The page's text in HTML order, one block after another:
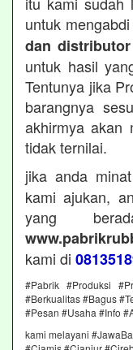
untuk
dan distributor
untuk hasil
Tentunya jika
barangnya
akhirmya akan
tidak ternilai.
jika anda
kami ajukan,
yang
kami di
#Pabrik #Produksi
#Berkualitas #Bagus
#Pesan #Usaha #Info
kami melayani